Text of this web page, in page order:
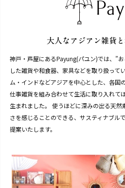
神戸・芦屋にあるPayung(パユン)では、”
した雑貨や和食器、家具などを取り扱って
ム・インドなどアジアを中心とした、各国
仕事雑貨を組み合わせて生活に取り入れて
生まれました。 使うほどに深みの出る天
さを感じることのできる、サスティナブル
提案いたします。